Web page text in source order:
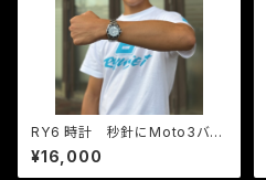
RY6 時計 秒針にMoto3バイ
ク付き！
¥16,000